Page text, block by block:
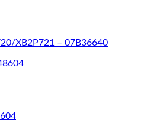
XB2P721 – 07B36640